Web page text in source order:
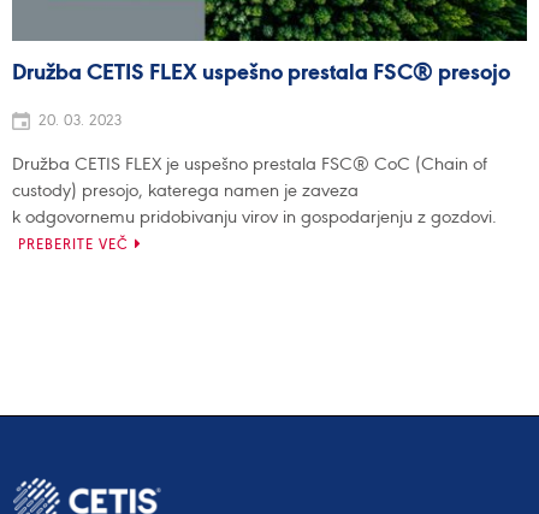
Družba CETIS FLEX uspešno prestala FSC® presojo
20. 03. 2023
Družba CETIS FLEX je uspešno prestala FSC® CoC (Chain of
custody) presojo, katerega namen je zaveza
k odgovornemu pridobivanju virov in gospodarjenju z gozdovi.
PREBERITE VEČ